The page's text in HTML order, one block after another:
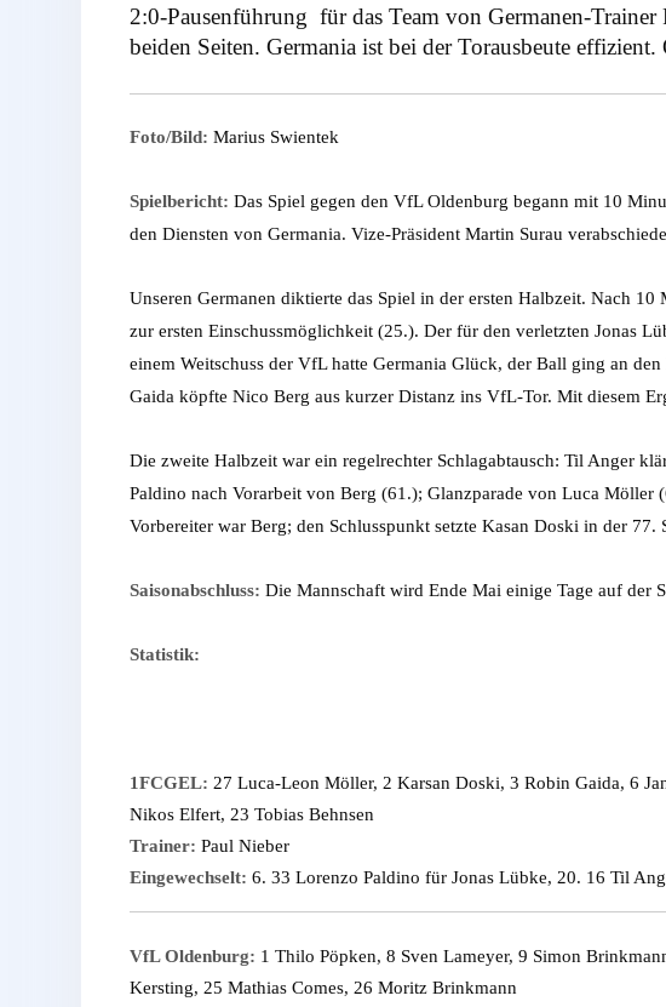
2:0-Pausenführung für das Team von Germanen-
beiden Seiten. Germania ist bei der Torausbeute
Foto/Bild: Marius Swientek
Spielbericht: Das Spiel gegen den VfL Oldenburg begann mit 10
den Diensten von Germania. Vize-Präsident Martin Surau
Unseren Germanen diktierte das Spiel in der ersten Halbzeit. Nach
zur ersten Einschussmöglichkeit (25.). Der für den verletzten Jonas
einem Weitschuss der VfL hatte Germania Glück, der Ball ging an
Gaida köpfte Nico Berg aus kurzer Distanz ins VfL-Tor. Mit diesem
Die zweite Halbzeit war ein regelrechter Schlagabtausch: Til Anger
Paldino nach Vorarbeit von Berg (61.); Glanzparade von Luca
Vorbereiter war Berg; den Schlusspunkt setzte Kasan Doski in der 77.
Saisonabschluss: Die Mannschaft wird Ende Mai einige Tage auf der
Statistik:
1FCGEL: 27 Luca-Leon Möller, 2 Karsan Doski, 3 Robin Gaida, 6
Nikos Elfert, 23 Tobias Behnsen
Trainer: Paul Nieber
Eingewechselt: 6. 33 Lorenzo Paldino für Jonas Lübke, 20. 16 Til
VfL Oldenburg: 1 Thilo Pöpken, 8 Sven Lameyer, 9 Simon
Kersting, 25 Mathias Comes, 26 Moritz Brinkmann